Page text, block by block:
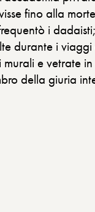
fino alla
i
durante i
e vetrate
della giuria